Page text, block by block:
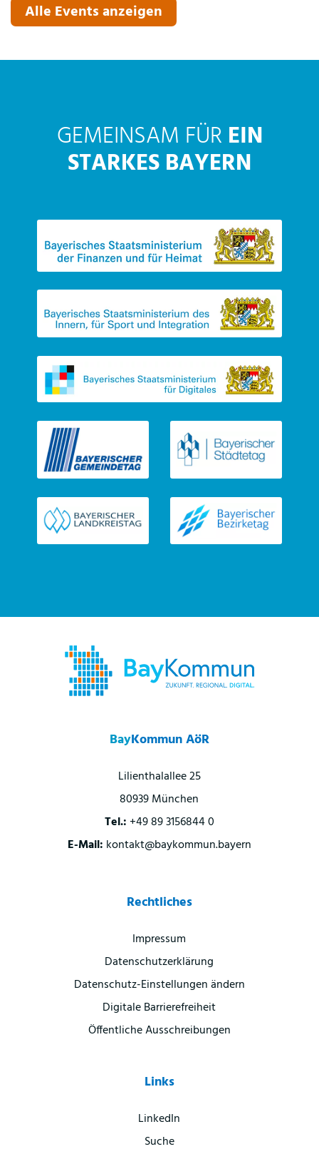
Alle Events anzeigen
GEMEINSAM FÜR EIN
STARKES BAYERN
BayKommun AöR
Lilienthalallee 25
80939 München
Tel.: +49 89 3156844 0
E-Mail: kontakt@baykommun.bayern
Rechtliches
Impressum
Datenschutzerklärung
Datenschutz-Einstellungen ändern
Digitale Barrierefreiheit
Öffentliche Ausschreibungen
Links
LinkedIn
Suche